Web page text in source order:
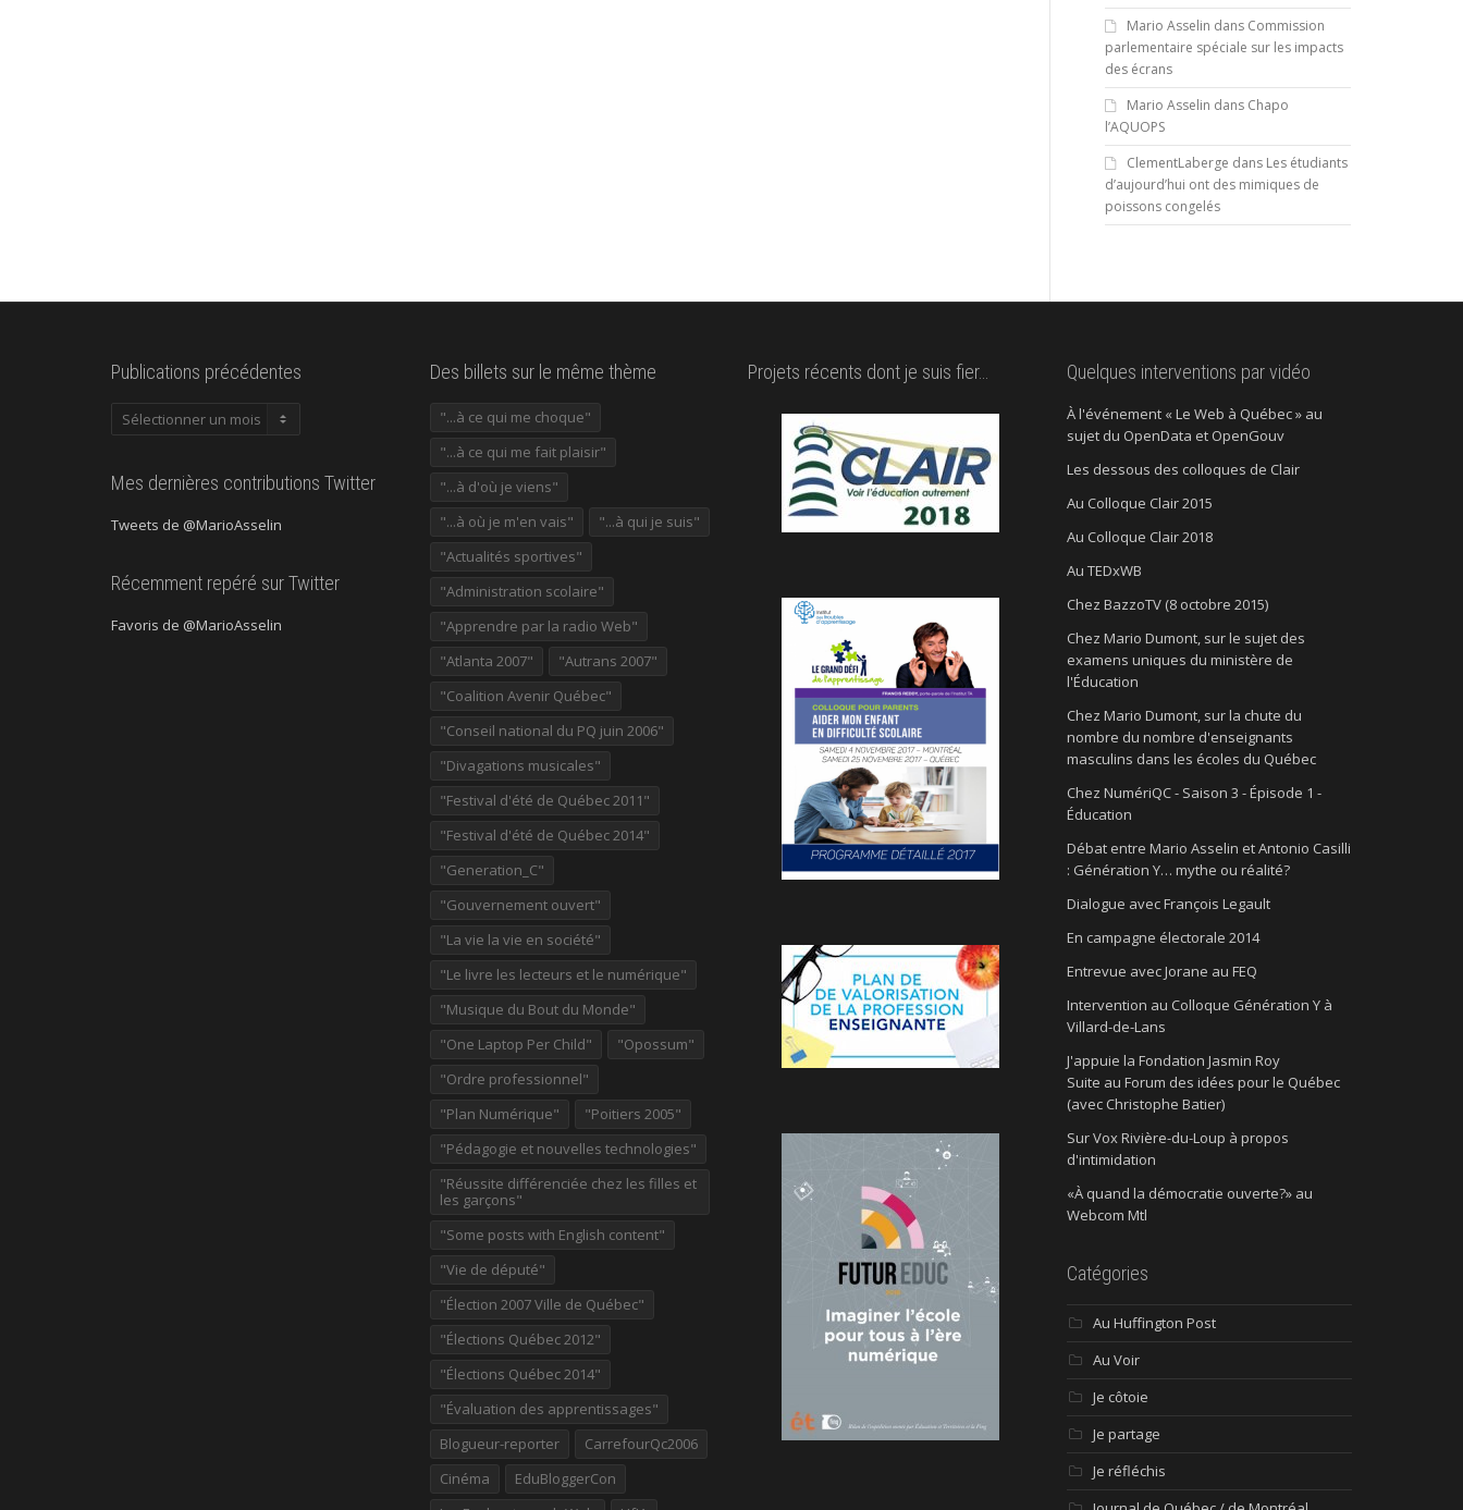
Mario Asselin dans Commission
parlementaire spéciale sur les impacts
des écrans
Mario Asselin dans Chapo
l’AQUOPS
ClementLaberge dans Les étudiants
d’aujourd’hui ont des mimiques de
poissons congelés
Publications précédentes
Publications
Mes dernières contributions Twitter
Tweets de @MarioAsselin
Récemment repéré sur Twitter
Favoris de @MarioAsselin
Des billets sur le même thème
"...à ce qui me choque"
"...à ce qui me fait plaisir"
"...à d'où je viens"
"...à où je m'en vais"
"...à qui je suis"
"Actualités sportives"
"Administration scolaire"
"Apprendre par la radio Web"
"Atlanta 2007"
"Autrans 2007"
"Coalition Avenir Québec"
"Conseil national du PQ juin 2006"
"Divagations musicales"
"Festival d'été de Québec 2011"
"Festival d'été de Québec 2014"
"Generation_C"
"Gouvernement ouvert"
"La vie la vie en société"
"Le livre les lecteurs et le numérique"
"Musique du Bout du Monde"
"One Laptop Per Child"
"Opossum"
"Ordre professionnel"
"Plan Numérique"
"Poitiers 2005"
"Pédagogie et nouvelles technologies"
"Réussite différenciée chez les filles et
les garçons"
"Some posts with English content"
"Vie de député"
"Élection 2007 Ville de Québec"
"Élections Québec 2012"
"Élections Québec 2014"
"Évaluation des apprentissages"
Blogueur-reporter
CarrefourQc2006
Cinéma
EduBloggerCon
Projets récents dont je suis fier… Quelques interventions par vidéo
À l'événement « Le Web à Québec » au
sujet du OpenData et OpenGouv
Les dessous des colloques de Clair
Au Colloque Clair 2015
Au Colloque Clair 2018
Au TEDxWB
Chez BazzoTV (8 octobre 2015)
Chez Mario Dumont, sur le sujet des
examens uniques du ministère de
l'Éducation
Chez Mario Dumont, sur la chute du
nombre du nombre d'enseignants
masculins dans les écoles du Québec
Chez NumériQC - Saison 3 - Épisode 1 -
Éducation
Débat entre Mario Asselin et Antonio Casilli
: Génération Y… mythe ou réalité?
Dialogue avec François Legault
En campagne électorale 2014
Entrevue avec Jorane au FEQ
Intervention au Colloque Génération Y à
Villard-de-Lans
J'appuie la Fondation Jasmin Roy
Suite au Forum des idées pour le Québec
(avec Christophe Batier)
Sur Vox Rivière-du-Loup à propos
d'intimidation
«À quand la démocratie ouverte?» au
Webcom Mtl
Catégories
Au Huffington Post
Au Voir
Je côtoie
Je partage
Je réfléchis